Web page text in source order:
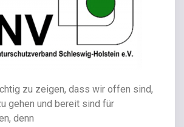
zu zeigen, dass wir offen sind,
gehen und bereit sind für
denn